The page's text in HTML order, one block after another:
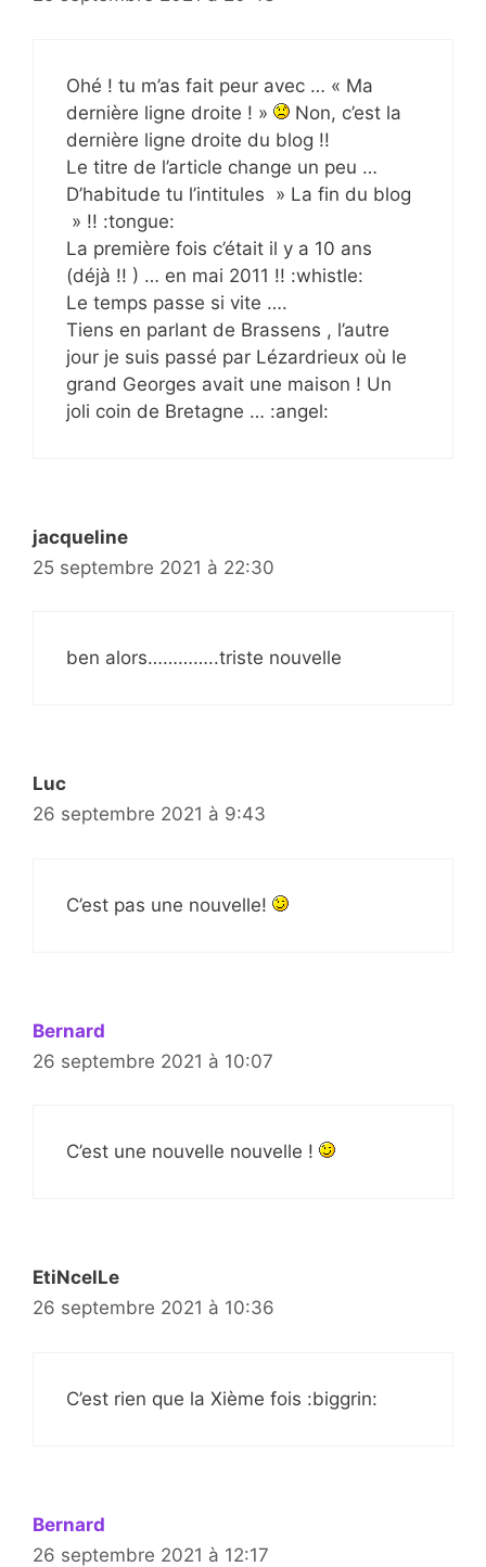
Ohé ! tu m’as fait peur avec … « Ma
dernière ligne droite ! »
Non, c’est la
dernière ligne droite du blog !!
Le titre de l’article change un peu …
D’habitude tu l’intitules » La fin du blog
» !! :tongue:
La première fois c’était il y a 10 ans
(déjà !! ) … en mai 2011 !! :whistle:
Le temps passe si vite ….
Tiens en parlant de Brassens , l’autre
jour je suis passé par Lézardrieux où le
grand Georges avait une maison ! Un
joli coin de Bretagne … :angel:
jacqueline
25 septembre 2021 à 22:30
ben alors…………..triste nouvelle
Luc
26 septembre 2021 à 9:43
C’est pas une nouvelle!
Bernard
26 septembre 2021 à 10:07
C’est une nouvelle nouvelle !
EtiNcelLe
26 septembre 2021 à 10:36
C’est rien que la Xième fois :biggrin:
Bernard
26 septembre 2021 à 12:17